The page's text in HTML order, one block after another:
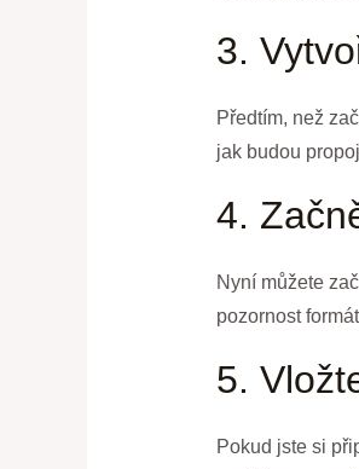
3.
Předtím, než
jak budou
4.
Nyní můžete
pozornost
5.
Pokud jste si